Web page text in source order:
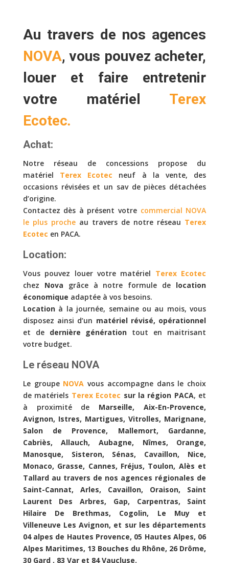
Au travers de nos agences
NOVA, vous pouvez acheter,
loueret faire entretenir
votre matériel Terex
Ecotec.
Achat:
Notre réseau de concessions propose du
matériel Terex Ecotec
neuf à la vente, des
occasions révisées et un sav de pièces détachées
d’origine.
Contactez dès à présent votre commercial NOVA
le plus procheau travers de notre réseau Terex
Ecotec en PACA.
Location:
Vous pouvez louer votre matériel Terex Ecotec
chez Nova grâce à notre formule de location
économique adaptée à vos besoins.
Location à la journée, semaine ou au mois, vous
disposez ainsi d’un matériel révisé, opérationnel
et de dernière génération tout en maitrisant
votre budget.
Le réseau NOVA
Le groupe NOVAvous accompagne dans le choix
de matériels Terex Ecotec sur la région PACA, et
à proximité de Marseille, Aix-En-Provence,
Avignon, Istres, Martigues, Vitrolles, Marignane,
Salon de Provence, Mallemort, Gardanne,
Cabriès, Allauch, Aubagne, Nîmes, Orange,
Manosque, Sisteron, Sénas, Cavaillon, Nice,
Monaco, Grasse, Cannes, Fréjus, Toulon, Alès et
Tallard au travers de nos agences régionales de
Saint-Cannat, Arles, Cavaillon, Oraison, Saint
Laurent Des Arbres, Gap, Carpentras, Saint
Hilaire De Brethmas, Cogolin, Le Muy et
Villeneuve Les Avignon, et sur les départements
04 alpes de Hautes Provence, 05 Hautes Alpes, 06
Alpes Maritimes, 13 Bouches du Rhône, 26 Drôme,
30 Gard , 83 Var et 84 Vaucluse.